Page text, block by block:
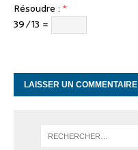
Résoudre : *
39 ⁄ 13 =